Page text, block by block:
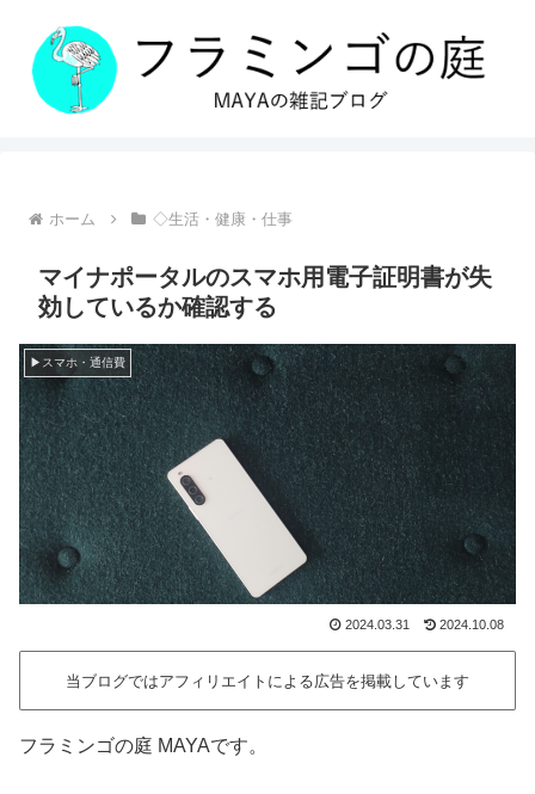
ホーム ◇生活・健康・仕事
マイナポータルのスマホ用電子証明書が失
効しているか確認する
▶スマホ・通信費
2024.03.31 2024.10.08
当ブログではアフィリエイトによる広告を掲載しています
フラミンゴの庭 MAYAです。